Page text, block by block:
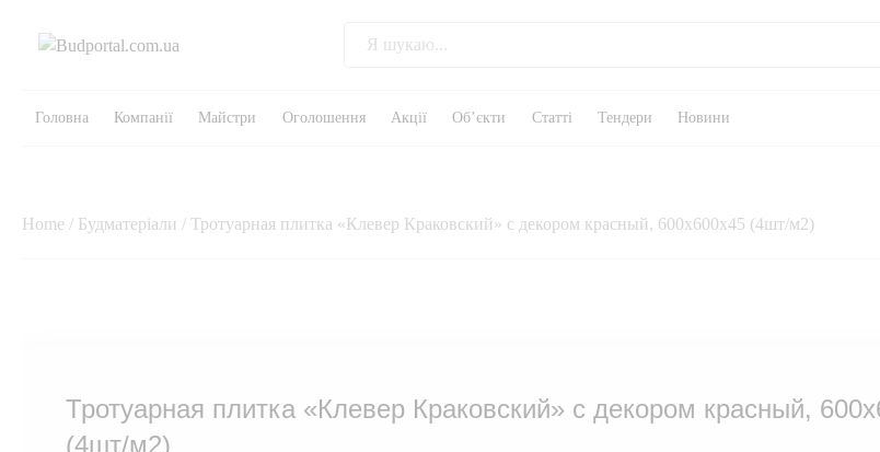
Головна Компанії Майстри Оголошення Акції Об’єкти Статті Тендери Новини
Home / Будматеріали / Тротуарная плитка «Клевер Краковский» с декором красный, 600х600х45 (4шт/м2)
Тротуарная плитка «Клевер Краковский» с декором красный,
(4шт/м2)